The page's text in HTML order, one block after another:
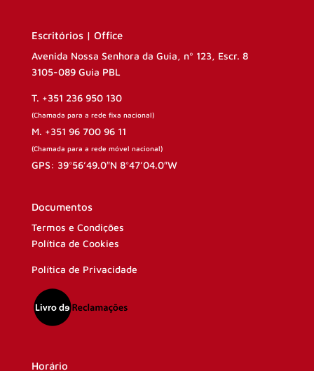
Escritórios | Office
Avenida Nossa Senhora da Guia, nº 123, Escr. 8
3105-089 Guia PBL
T. +351 236 950 130
(Chamada para a rede fixa nacional)
M. +351 96 700 96 11
(Chamada para a rede móvel nacional)
GPS: 39°56’49.0″N 8°47’04.0″W
Documentos
Termos e Condições
Política de Cookies
Política de Privacidade
Horário